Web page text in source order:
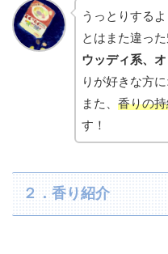
うっとりする
とはまた違った
ウッディ系、
りが好きな方
また、 香りの
す！
２．香り紹介